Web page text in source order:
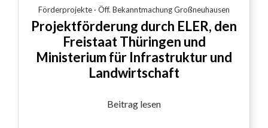
Förderprojekte · Öff. Bekanntmachung Großneuhausen
Projektförderung durch ELER, den
Freistaat Thüringen und
Ministerium für Infrastruktur und
Landwirtschaft
Beitrag lesen